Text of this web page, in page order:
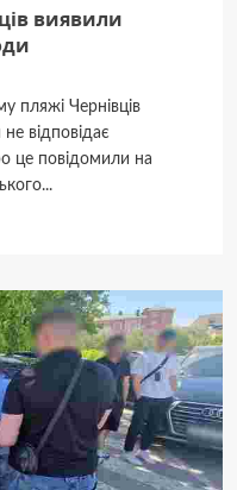
виявили
пляжі Чернівців
відповідає
це повідомили на